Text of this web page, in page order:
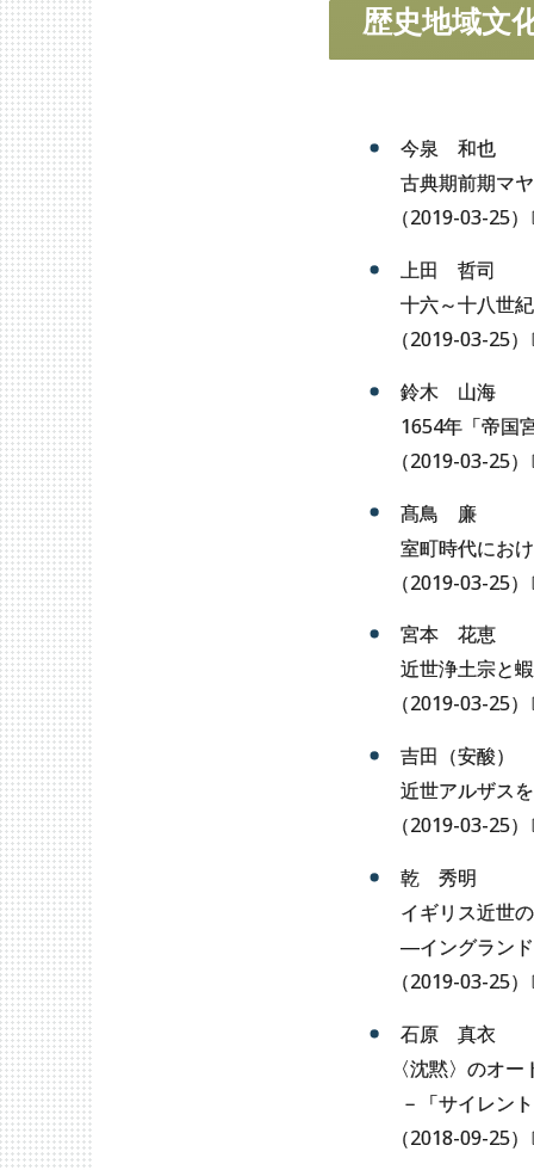
歴史地域文
今泉 和也
古典期前期マ
（2019-03-25）
上田 哲司
十六～十八世
（2019-03-25）
鈴木 山海
1654年「帝国
（2019-03-25）
髙鳥 廉
室町時代にお
（2019-03-25）
宮本 花恵
近世浄土宗と
（2019-03-25）
吉田（安酸）
近世アルザス
（2019-03-25）
乾 秀明
イギリス近世
―イングラン
（2019-03-25）
石原 真衣
〈沈黙〉のオー
－「サイレン
（2018-09-25）